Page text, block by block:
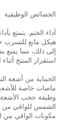
الخصائص الوظيفية
أداء الختم: يتمتع
هيكل مانع للتسرب
إلى ذلك، مما
استقرار المنتج
الحماية من أشعة
ماصات خاصة
وظيفة حجب الأشعة
الشمس للواقي من
مكونات الواقي من